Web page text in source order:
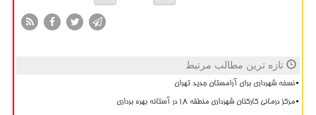
تازه ترین مطالب مرتبط
نسخه شهرداری برای آرامستان جدید تهران
مرکز درمانی کارکنان شهرداری منطقه ۱۸ در آستانه بهره برداری